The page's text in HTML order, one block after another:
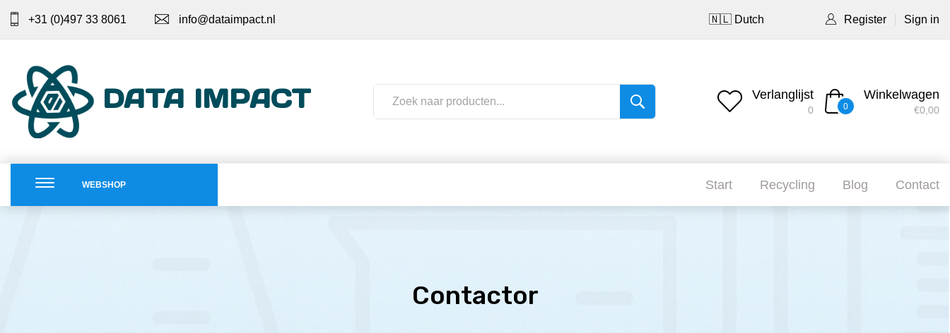
+31 (0)497 33 8061 info@dataimpact.nl 🇳🇱 Dutch Register Sign in
DATA IMPACT Verlanglijst
0 0
Winkelwagen
€0,00
WEBSHOP Start Recycling Blog Contact
Contactor